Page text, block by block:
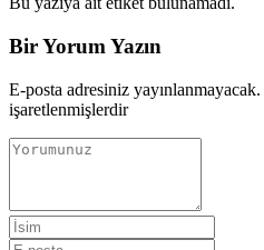
Bir Yorum Yazın
E-posta adresiniz yayınlanmayacak.
işaretlenmişlerdir